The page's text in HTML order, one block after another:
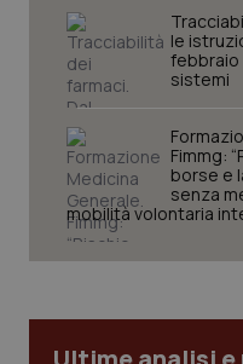
le
febbraio
sistemi
Fimmg:
borse e
senza
mobilità volontaria
Necessari
I cookie necessari
sito web abilitandone
navigazione sulle
protette del sito. Il
funzionare
Nome